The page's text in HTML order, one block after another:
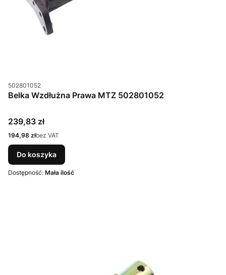
Kod produktu
502801052
Belka Wzdłużna Prawa MTZ 502801052
Cena
239,83 zł
Cena
194,98 złbez VAT
Do koszyka
Dostępność: Mała ilość